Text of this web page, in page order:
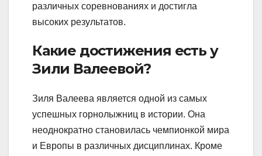
различных соревнованиях и достигла
высоких результатов.
Какие достижения есть у
Зили Валеевой?
Зиля Валеева является одной из самых
успешных горнолыжниц в истории. Она
неоднократно становилась чемпионкой мира
и Европы в различных дисциплинах. Кроме